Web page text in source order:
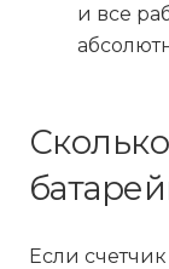
и все
Если